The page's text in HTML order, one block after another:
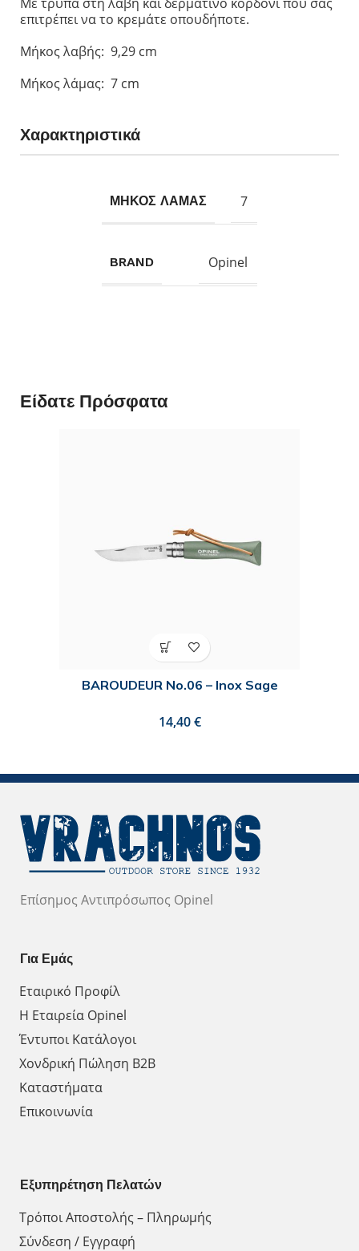
επιτρέπει να το κρεμάτε οπουδήποτε.
Μήκος λαβής: 9,29 cm
Μήκος λάμας: 7 cm
Χαρακτηριστικά
ΜΗΚΟΣ ΛΑΜΑΣ 7
BRAND Opinel
Είδατε Πρόσφατα
BAROUDEUR No.06 – Inox Sage
€
Επίσημος Αντιπρόσωπος Opinel
Για Εμάς
Εταιρικό Προφίλ
Η Εταιρεία Opinel
Έντυποι Κατάλογοι
Χονδρική Πώληση Β2Β
Καταστήματα
Επικοινωνία
Εξυπηρέτηση Πελατών
Τρόποι Αποστολής – Πληρωμής
Σύνδεση / Εγγραφή